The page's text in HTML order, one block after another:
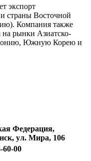
экспорт
страны Восточной
Компания также
на рынки Азиатско-
Южную Корею и
Федерация,
ул. Мира, 106
60-00